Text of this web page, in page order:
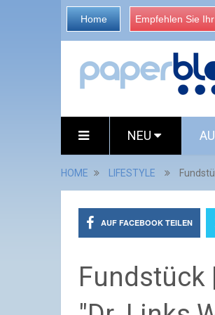
Home Empfehlen Sie
NEU
HOME LIFESTYLE
AUF FACEBOOK TEILEN
Fundstück